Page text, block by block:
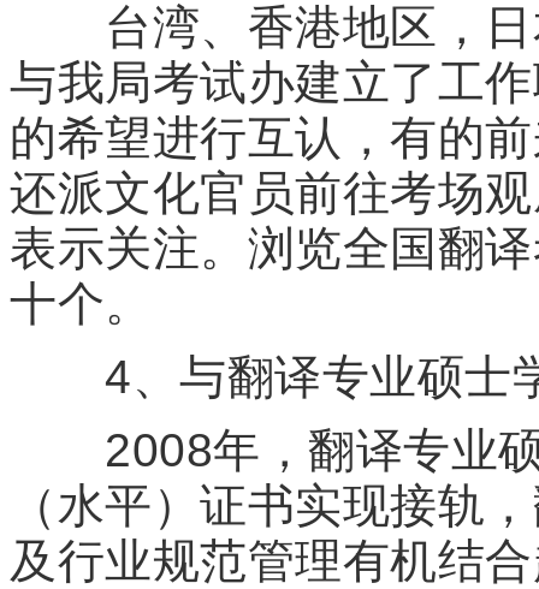
台湾、香港地区，日
与我局考试办建立了工
的希望进行互认，有的
还派文化官员前往考场
表示关注。浏览全国翻
十个。
4、与翻译专业硕士
2008年，翻译专业硕
（水平）证书实现接轨
及行业规范管理有机结